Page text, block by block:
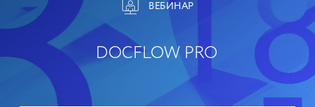
ВЕБИНАР
DOCFLOW PRO